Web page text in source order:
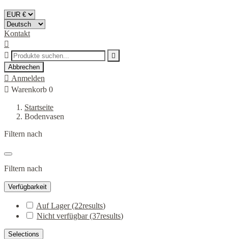
Kontakt



Abbrechen
 Anmelden
 Warenkorb 0
Startseite
Bodenvasen
Filtern nach
Filtern nach
Verfügbarkeit
Auf Lager(22results)
Nicht verfügbar(37results)
Selections